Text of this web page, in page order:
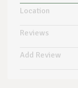
Location
Reviews
Add Review